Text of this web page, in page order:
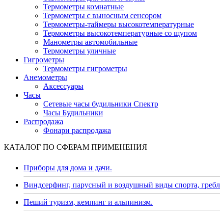
Термометры комнатные
Термометры с выносным сенсором
Термометры-таймеры высокотемпературные
Термометры высокотемпературные со щупом
Манометры автомобильные
Термометры уличные
Гигрометры
Термометры гигрометры
Анемометры
Аксессуары
Часы
Сетевые часы будильники Спектр
Часы Будильники
Распродажа
Фонари распродажа
КАТАЛОГ ПО СФЕРАМ ПРИМЕНЕНИЯ
Приборы для дома и дачи.
Виндсерфинг, парусный и воздушный виды спорта,
Пеший туризм, кемпинг и альпинизм.